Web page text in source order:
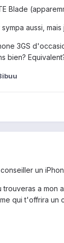
Blade
aussi,
3GS
bien?
un
a mon
qui t'offrira un